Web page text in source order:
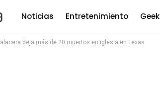
Noticias Entretenimiento Geek
deja más de 20 muertos en iglesia en Texas